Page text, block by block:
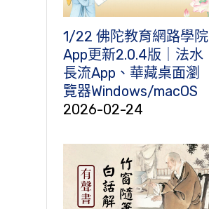
1/22 佛陀教育網路學院
App更新2.0.4版｜法水
長流App、華藏桌面瀏
覽器Windows/macOS
2026-02-24